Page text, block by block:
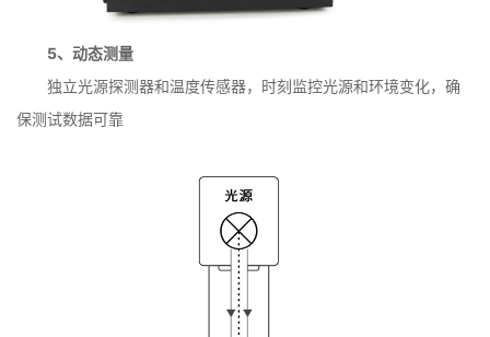
5、动态测量
独立光源探测器和温度传感器，时刻监控光源和环境变化，确
保测试数据可靠